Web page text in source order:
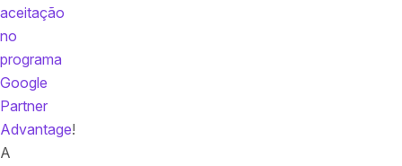
aceitação
no
programa
Google
Partner
Advantage!
A